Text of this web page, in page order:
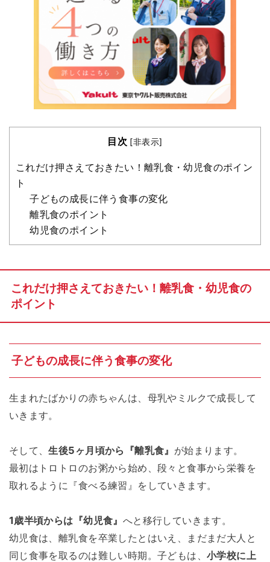
目次 [非表示]
これだけ押さえておきたい！離乳食・幼児食のポイン
ト
子どもの成長に伴う食事の変化
離乳食のポイント
幼児食のポイント
これだけ押さえておきたい！離乳食・幼児食の
ポイント
子どもの成長に伴う食事の変化
生まれたばかりの赤ちゃんは、母乳やミルクで成長して
いきます。
そして、生後5ヶ月頃から『離乳食』 が始まります。
最初はトロトロのお粥から始め、段々と食事から栄養を
取れるように『食べる練習』をしていきます。
1歳半頃からは『幼児食』 へと移行していきます。
幼児食は、離乳食を卒業したとはいえ、まだまだ大人と
同じ食事を取るのは難しい時期。子どもは、小学校に上